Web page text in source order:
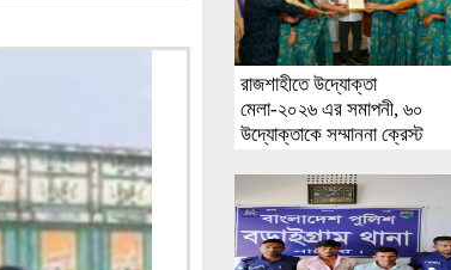
রাজশাহীতে উদ্যোক্তা
মেলা-২০২৬ এর সমাপনী, ৬০
উদ্যোক্তাকে সম্মাননা ক্রেস্ট